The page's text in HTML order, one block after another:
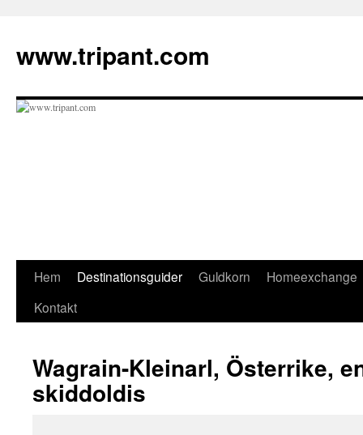
innehåll
www.tripant.com
Hem Destinationsguider Guldkorn
Homeexchange
Kontakt
Wagrain-Kleinarl, Österrike,
skiddoldis